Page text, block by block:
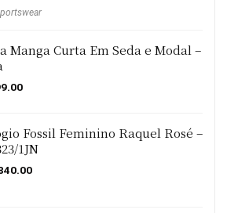
original
Manga Curta Em Seda e Modal –
Fossil Feminino Raquel Rosé –
1JN